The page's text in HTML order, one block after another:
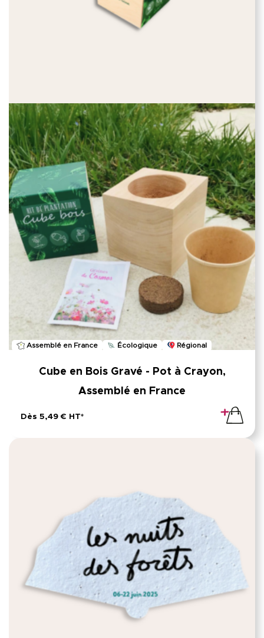
Assemblé en France Écologique Régional
Cube en Bois Gravé - Pot à Crayon,
Assemblé en France
Dès 5,49 € HT*